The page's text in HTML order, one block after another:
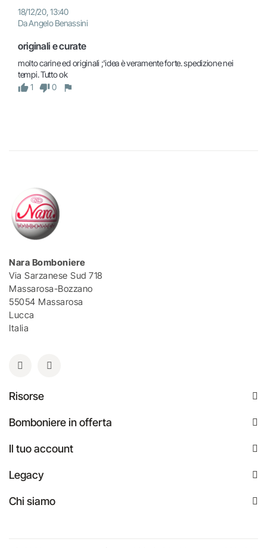
18/12/20, 13:40
Da Angelo Benassini
originali e curate
molto carine ed originali ;'idea è veramente forte. spedizione nei
tempi. Tutto ok
1
0
Nara Bomboniere
Via Sarzanese Sud 718
Massarosa-Bozzano
55054 Massarosa
Lucca
Italia
Risorse
Bomboniere in offerta
Il tuo account
Legacy
Chi siamo